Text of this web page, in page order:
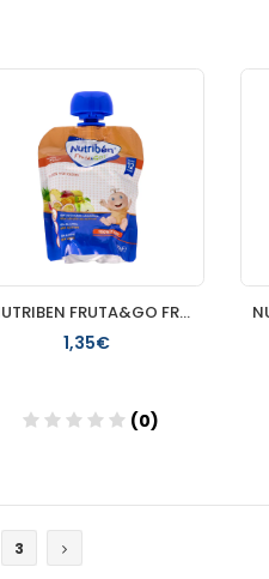
NUTRIBEN FRUTA&GO FRUTAS VARIADAS
1,35€
(0)
3